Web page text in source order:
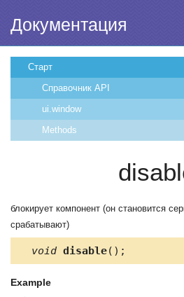
Документация
Старт
Справочник API
ui.window
Methods
блокирует компонент (он становится
срабатывают)
void disable();
Example